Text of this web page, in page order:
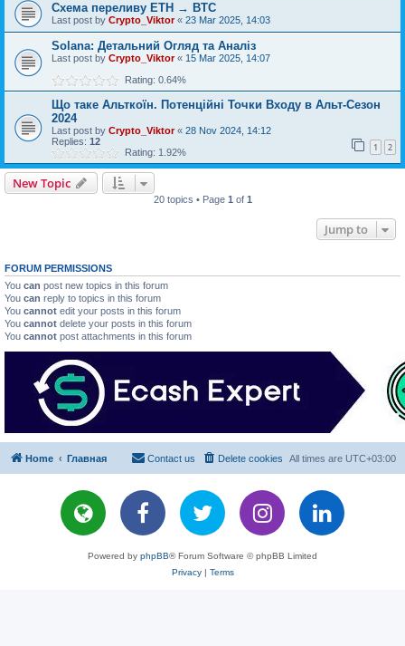
Схема переливу ETH → BTC
Last post by Crypto_Viktor« 23 Mar 2025, 14:03
Solana: Детальний Огляд та Аналіз
Last post by Crypto_Viktor« 15 Mar 2025, 14:07
Rating: 0.64%
Що таке Альткоїн. Потенційні Точки Входу в Альт-Сезон
2024
Last post by Crypto_Viktor« 28 Nov 2024, 14:12
Replies: 12 1 2
Rating: 1.92%
New Topic
20 topics • Page 1 of 1
Jump to
FORUM PERMISSIONS
You can post new topics in this forum
You can reply to topics in this forum
You cannot edit your posts in this forum
You cannot delete your posts in this forum
You cannot post attachments in this forum
Home Главная All times are UTC+03:00
Delete cookies
Contact us
Powered by phpBB® Forum Software © phpBB Limited
Privacy| Terms